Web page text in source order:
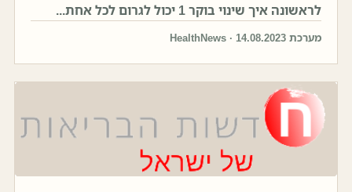
לראשונה איך שינוי בוקר 1 יכול לגרום לכל אחת...
מערכת HealthNews · 14.08.2023